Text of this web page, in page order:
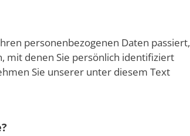
personenbezogenen Daten passiert,
mit denen Sie persönlich identifiziert
Sie unserer unter diesem Text